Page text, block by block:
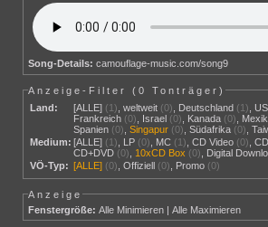
Song-Details: camouflage-music.com/song9
Anzeige-Filter (0 Tonträger)
Land:
[ALLE] (1) ,weltweit (0) Deutschland (1)
Frankreich (0) Israel (0) Kanada (0)
Spanien (0) ,Singapur (0) ,Südafrika (0) ,
Medium: [ALLE] (1) LP (0) MC (1) ,CD Video (0) ,CD
CD+DVD (0) 10xCD Box (0) Digital
VÖ-Typ: [ALLE] (0) ,Offiziell (0) Promo (0)
Anzeige
Fenstergröße: Alle Minimieren |Alle Maximieren